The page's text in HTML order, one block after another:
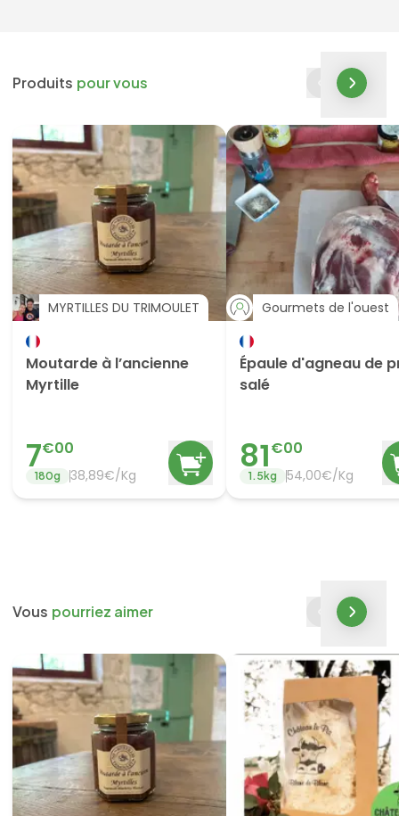
Produits pour vous
MYRTILLES DU TRIMOULET
Moutarde à l’ancienne
Myrtille
7€00
180g 38,89€/Kg
Gourmets de l'ouest
Épaule d'agneau de
salé
81€00
1.5kg 54,00€/Kg
Vous pourriez aimer